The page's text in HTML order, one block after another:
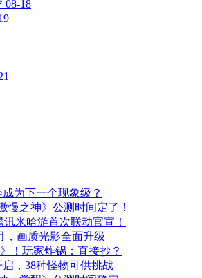
08-18
为下一个现象级？
慢之神》公测时间定了！
米哈游首次联动官宣！
，画质光影全面升级
！玩家炸锅：直接抄？
，38种怪物可供挑战